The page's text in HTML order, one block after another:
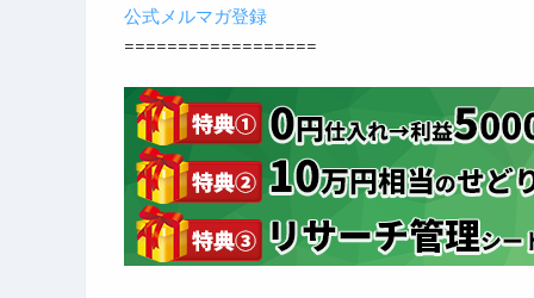
公式メルマガ登録
==================